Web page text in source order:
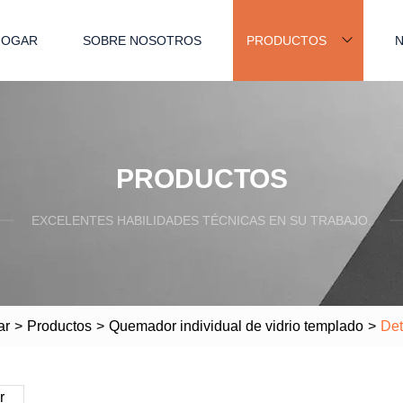
SOBRE NOSOTROS PRODUCTOS
PRODUCTOS
EXCELENTES HABILIDADES TÉCNICAS EN SU TRABAJO.
> Productos > Quemador individual de vidrio templado >